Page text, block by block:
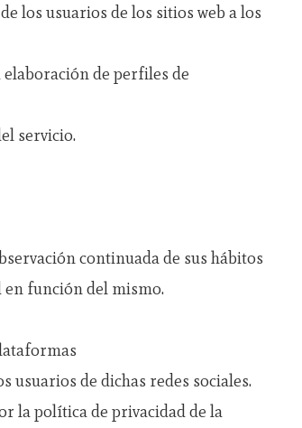
los usuarios de los sitios web a los
de perfiles de
servicio.
continuada de sus hábitos
función del mismo.
usuarios de dichas redes sociales.
la política de privacidad de la